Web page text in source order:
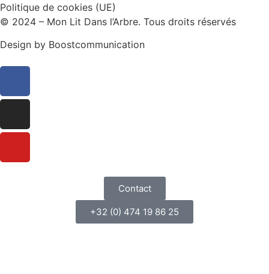
Politique de cookies (UE)
© 2024 – Mon Lit Dans l’Arbre. Tous droits réservés
Design by Boostcommunication
Contact
+32 (0) 474 19 86 25